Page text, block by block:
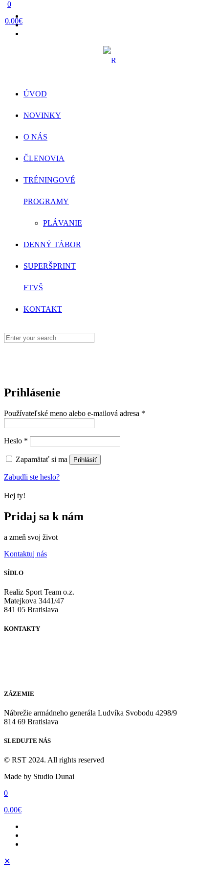
ÚVOD
NOVINKY
O NÁS
ČLENOVIA
TRÉNINGOVÉ
PROGRAMY
PLÁVANIE
DENNÝ TÁBOR
SUPERŠPRINT
FTVŠ
KONTAKT
0
0.00€
Prihlásenie
Používateľské meno alebo e-mailová adresa *
Heslo *
Zapamätať si ma Prihlásiť
Zabudli ste heslo?
Hej ty!
Pridaj sa k nám
a zmeň svoj život
Kontaktuj nás
SÍDLO
Realiz Sport Team o.z.
Matejkova 3441/47
841 05 Bratislava
KONTAKTY
ZÁZEMIE
Nábrežie armádneho generála Ludvíka Svobodu 4298/9
814 69 Bratislava
SLEDUJTE NÁS
© RST 2024. All rights reserved
Made by Studio Dunai
0
0.00€
✕